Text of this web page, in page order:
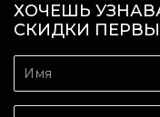
ХОЧЕШЬ
СКИДКИ